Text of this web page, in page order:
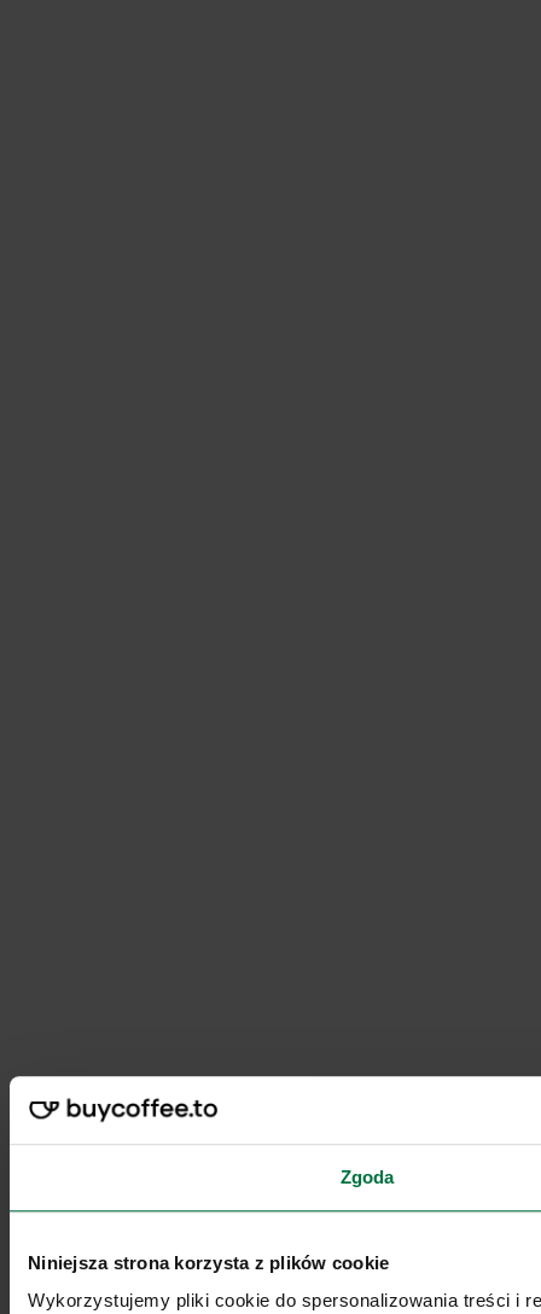
Zgoda
Niniejsza strona korzysta z plików cookie
Wykorzystujemy pliki cookie do spersonalizowania treści i